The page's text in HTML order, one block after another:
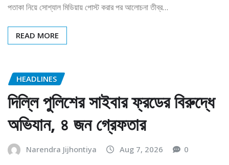
পতাকা নিয়ে সোশ্যাল মিডিয়ায় পোস্ট করার পর আলোচনা তীব্র…
READ MORE
HEADLINES
দিল্লি পুলিশের সাইবার ফ্রডের বিরুদ্ধে
অভিযান, ৪ জন গ্রেফতার
Narendra Jijhontiya Aug 7, 2026 0